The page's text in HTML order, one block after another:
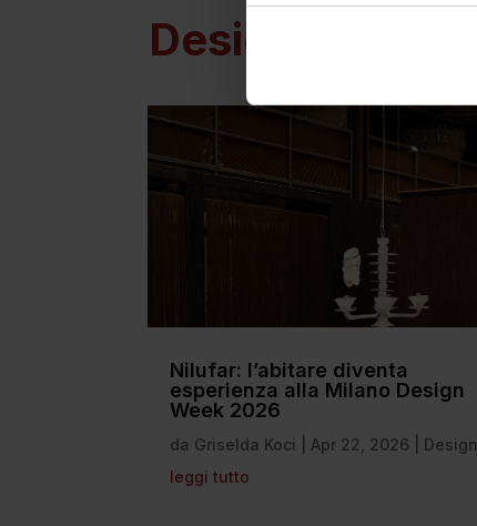
Design /
Nilufar: l’abitare diventa
esperienza alla Milano Design
Week 2026
da Griselda Koci Apr 22, 2026
Design
leggi tutto